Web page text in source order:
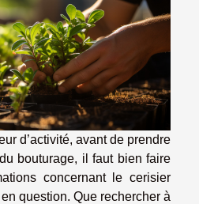
d’activité, avant de prendre
bouturage, il faut bien faire
concernant le cerisier
question. Que rechercher à